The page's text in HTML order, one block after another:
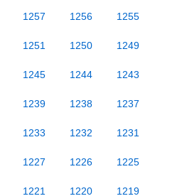
1257 1256 1255
1251 1250 1249
1245 1244 1243
1239 1238 1237
1233 1232 1231
1227 1226 1225
1221 1220 1219